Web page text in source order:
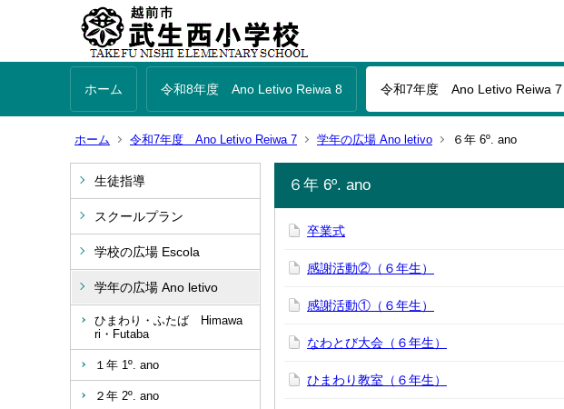
ホーム 令和8年度 Ano Letivo Reiwa 8 令和7年度 Ano Letivo Reiwa 7
ホーム 令和7年度 Ano Letivo Reiwa 7 学年の広場 Ano letivo ６年 6º. ano
生徒指導
スクールプラン
学校の広場 Escola
学年の広場 Ano letivo
ひまわり・ふたば Himawa
ri・Futaba
１年 1º. ano
２年 2º. ano
６年 6º. ano
卒業式
感謝活動②（６年生）
感謝活動①（６年生）
なわとび大会（６年生）
ひまわり教室（６年生）